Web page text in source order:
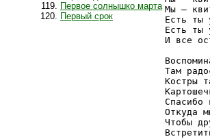
Первое солнышко марта
Первый срок
Мы –
Есть ты
Есть ты
И все
Там
Костры
Откуда
Чтобы